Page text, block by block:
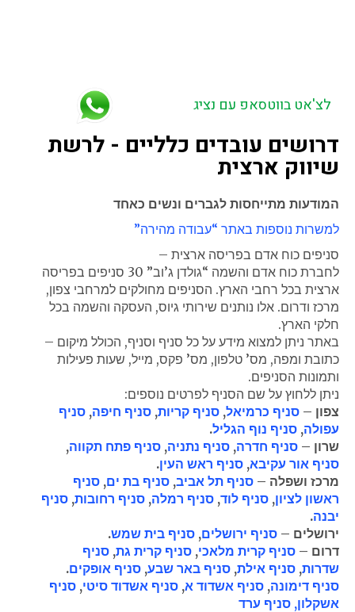
לצ'אט בווטסאפ עם נציג
דרושים עובדים כלליים - לרשת
שיווק ארצית
המודעות מתייחסות לגברים ונשים כאחד
למשרות נוספות באתר “עבודה מהירה”
סניפים כוח אדם בפריסה ארצית –
לחברת כוח אדם והשמה “גולדן ג’וב” 30 סניפים בפריסה
ארצית בכל רחבי הארץ. הסניפים מחולקים למרחבי צפון,
מרכז ודרום. אלו נותנים שירותי גיוס, העסקה והשמה בכל
חלקי הארץ.
באתר ניתן למצוא מידע על כל סניף וסניף, הכולל מיקום –
כתובת ומפה, מס’ טלפון, מס’ פקס, מייל, שעות פעילות
ותמונות הסניפים.
ניתן ללחוץ על שם הסניף לפרטים נוספים:
צפון – סניף כרמיאל, סניף קריות, סניף חיפה, סניף
עפולה, סניף נוף הגליל.
שרון – סניף חדרה, סניף נתניה, סניף פתח תקווה,
סניף אור עקיבא, סניף ראש העין.
מרכז ושפלה – סניף תל אביב, סניף בת ים, סניף
ראשון לציון, סניף לוד, סניף רמלה, סניף רחובות, סניף
יבנה.
ירושלים – סניף ירושלים, סניף בית שמש.
דרום – סניף קרית מלאכי, סניף קרית גת, סניף
שדרות, סניף אילת, סניף באר שבע, סניף אופקים.
סניף דימונה, סניף אשדוד א, סניף אשדוד סיטי, סניף
אשקלון, סניף ערד